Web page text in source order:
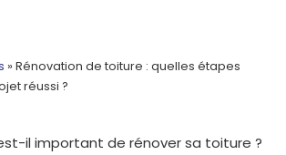
» Rénovation de toiture : quelles étapes
réussi ?
il important de rénover sa toiture ?